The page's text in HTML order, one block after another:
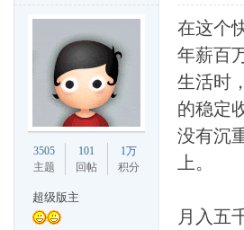
3505
主题
101
回帖
1万
积分
超级版主
在这个
年薪百
生活时
的稳定
没有沉
上。
月入五